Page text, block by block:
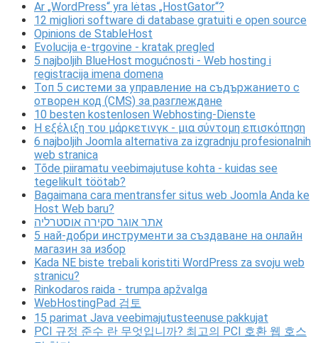
Ar „WordPress“ yra lėtas „HostGator“?
12 migliori software di database gratuiti e open source
Opinions de StableHost
Evolucija e-trgovine - kratak pregled
5 najboljih BlueHost mogućnosti - Web hosting i
registracija imena domena
Топ 5 системи за управление на съдържанието с
отворен код (CMS) за разглеждане
10 besten kostenlosen Webhosting-Dienste
Η εξέλιξη του μάρκετινγκ - μια σύντομη επισκόπηση
6 najboljih Joomla alternativa za izgradnju profesionalnih
web stranica
Tõde piiramatu veebimajutuse kohta - kuidas see
tegelikult töötab?
Bagaimana cara mentransfer situs web Joomla Anda ke
Host Web baru?
אתר אוגר סקירה אוסטרליה
5 най-добри инструменти за създаване на онлайн
магазин за избор
Kada NE biste trebali koristiti WordPress za svoju web
stranicu?
Rinkodaros raida - trumpa apžvalga
WebHostingPad 검토
15 parimat Java veebimajutusteenuse pakkujat
PCI 규정 준수 란 무엇입니까? 최고의 PCI 호환 웹 호스